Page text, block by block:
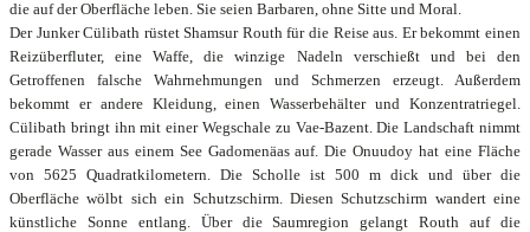
die auf der Oberfläche leben. Sie seien Barbaren, ohne Sitte und Moral.
Der Junker Cülibath rüstet Shamsur Routh für die Reise aus. Er bekommt einen
Reizüberfluter, eine Waffe, die winzige Nadeln verschießt und bei den
Getroffenen falsche Wahrnehmungen und Schmerzen erzeugt. Außerdem
bekommt er andere Kleidung, einen Wasserbehälter und Konzentratriegel.
Cülibath bringt ihn mit einer Wegschale zu Vae-Bazent. Die Landschaft nimmt
gerade Wasser aus einem See Gadomenäas auf. Die Onuudoy hat eine Fläche
von 5625 Quadratkilometern. Die Scholle ist 500 m dick und über die
Oberfläche wölbt sich ein Schutzschirm. Diesen Schutzschirm wandert eine
künstliche Sonne entlang. Über die Saumregion gelangt Routh auf die